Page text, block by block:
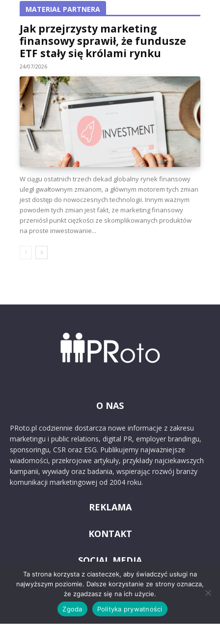
MATERIAŁ PARTNERA
Jak przejrzysty marketing
finansowy sprawił, że fundusze
ETF stały się królami rynku
24/07/2026
W ciągu ostatnich trzech dekad globalny rynek finansowy
uległ gwałtownym zmianom, a głównym motorem tych zmian
jest dostęp do nowoczesnych technologii. Innym ważnym
powodem tych zmian jest fakt, że marketing finansowy
przeniósł punkt ciężkości ze skomplikowanych produktów
na proste inwestowanie...
O NAS
PRoto.pl codziennie dostarcza nowe informacje z zakresu
marketingu i public relations, digital PR, employer brandingu,
sponsoringu, CSR oraz ESG. Publikujemy najważniejsze
wiadomości, przekrojowe artykuły, przykłady najciekawszych
kampanii, wywiady oraz badania, wspierając rozwój branży
komunikacji marketingowej od 2004 roku.
REKLAMA
KONTAKT
SOCIAL MEDIA
Ta strona korzysta z ciasteczek, aby świadczyć usługi na
najwyższym poziomie. Dalsze korzystanie ze strony oznacza,
że zgadzasz się na ich użycie.
Zgoda
Polityka prywatności